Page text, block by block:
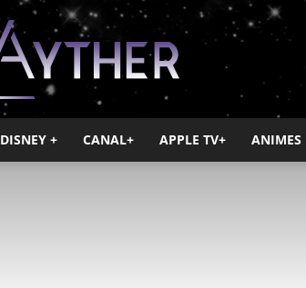
Ayther
DISNEY + CANAL+ APPLE TV+ ANIMES